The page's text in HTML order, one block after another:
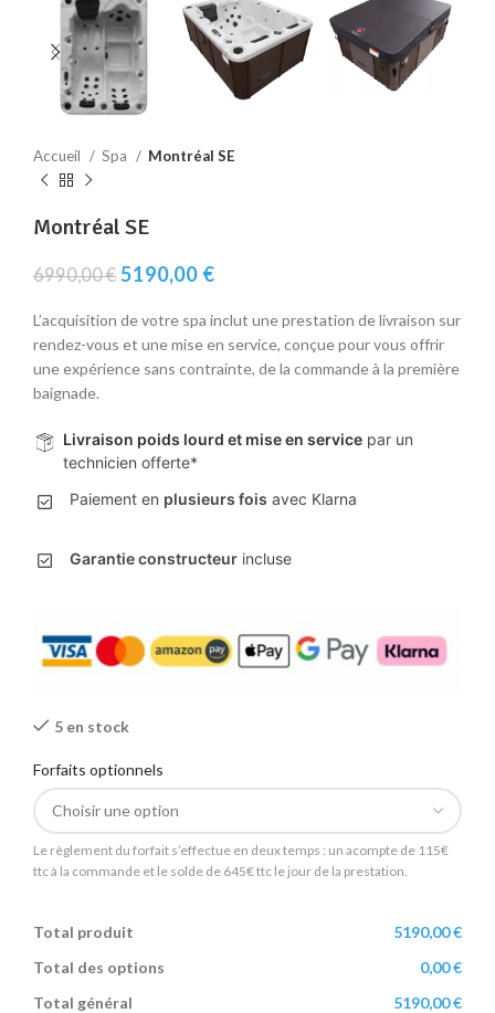
Accueil Spa Montréal SE
Montréal SE
6990,00€ Le
initial
était :
6990,00 €.
5190,00 €Le
actuel
est :
5190,00 €.
L’acquisition de votre spa inclut une prestation de livraison sur
rendez-vous et une mise en service, conçue pour vous offrir
une expérience sans contrainte, de la commande à la première
baignade.
Livraison poids lourd et mise en servicepar un
technicien offerte*
Paiement en plusieurs fois avec Klarna
Garantie constructeur incluse
5 en stock
Forfaits optionnels
Le règlement du forfait s’effectue en deux temps : un acompte de 115€
ttc à la commande et le solde de 645€ ttc le jour de la prestation.
Total produit
5190,00 €
Total des options
0,00 €
Total général
5190,00 €